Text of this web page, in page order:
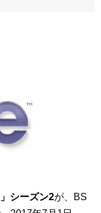
シーズン2が、BS